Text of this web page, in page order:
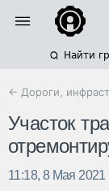
Найти
← Дороги,
Участок
11:18, 8 Мая 2021